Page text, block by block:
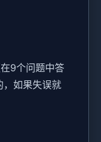
9个问题中答
，如果失误就